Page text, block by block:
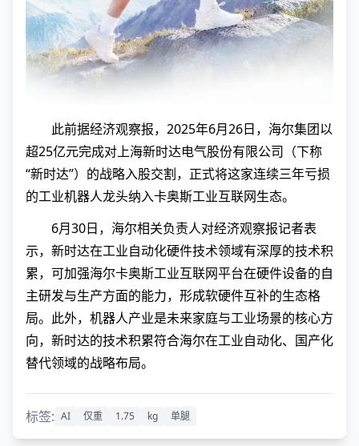
此前据经济观察报，2025年6月26日，海尔集团以
超25亿元完成对上海新时达电气股份有限公司（下称
“新时达”）的战略入股交割，正式将这家连续三年亏损
的工业机器人龙头纳入卡奥斯工业互联网生态。
6月30日，海尔相关负责人对经济观察报记者表
示，新时达在工业自动化硬件技术领域有深厚的技术积
累，可加强海尔卡奥斯工业互联网平台在硬件设备的自
主研发与生产方面的能力，形成软硬件互补的生态格
局。此外，机器人产业是未来家庭与工业场景的核心方
向，新时达的技术积累符合海尔在工业自动化、国产化
替代领域的战略布局。
标签: AI 仅重 1.75 kg 单腿